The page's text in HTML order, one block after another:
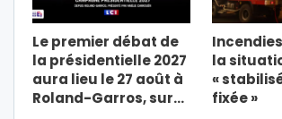
Le premier débat de
la présidentielle 2027
aura lieu le 27 août à
Roland-Garros, sur…
la
«
fixée »